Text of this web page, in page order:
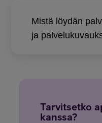
Mistä löydän
ja
Tarvitsetko
kanssa?